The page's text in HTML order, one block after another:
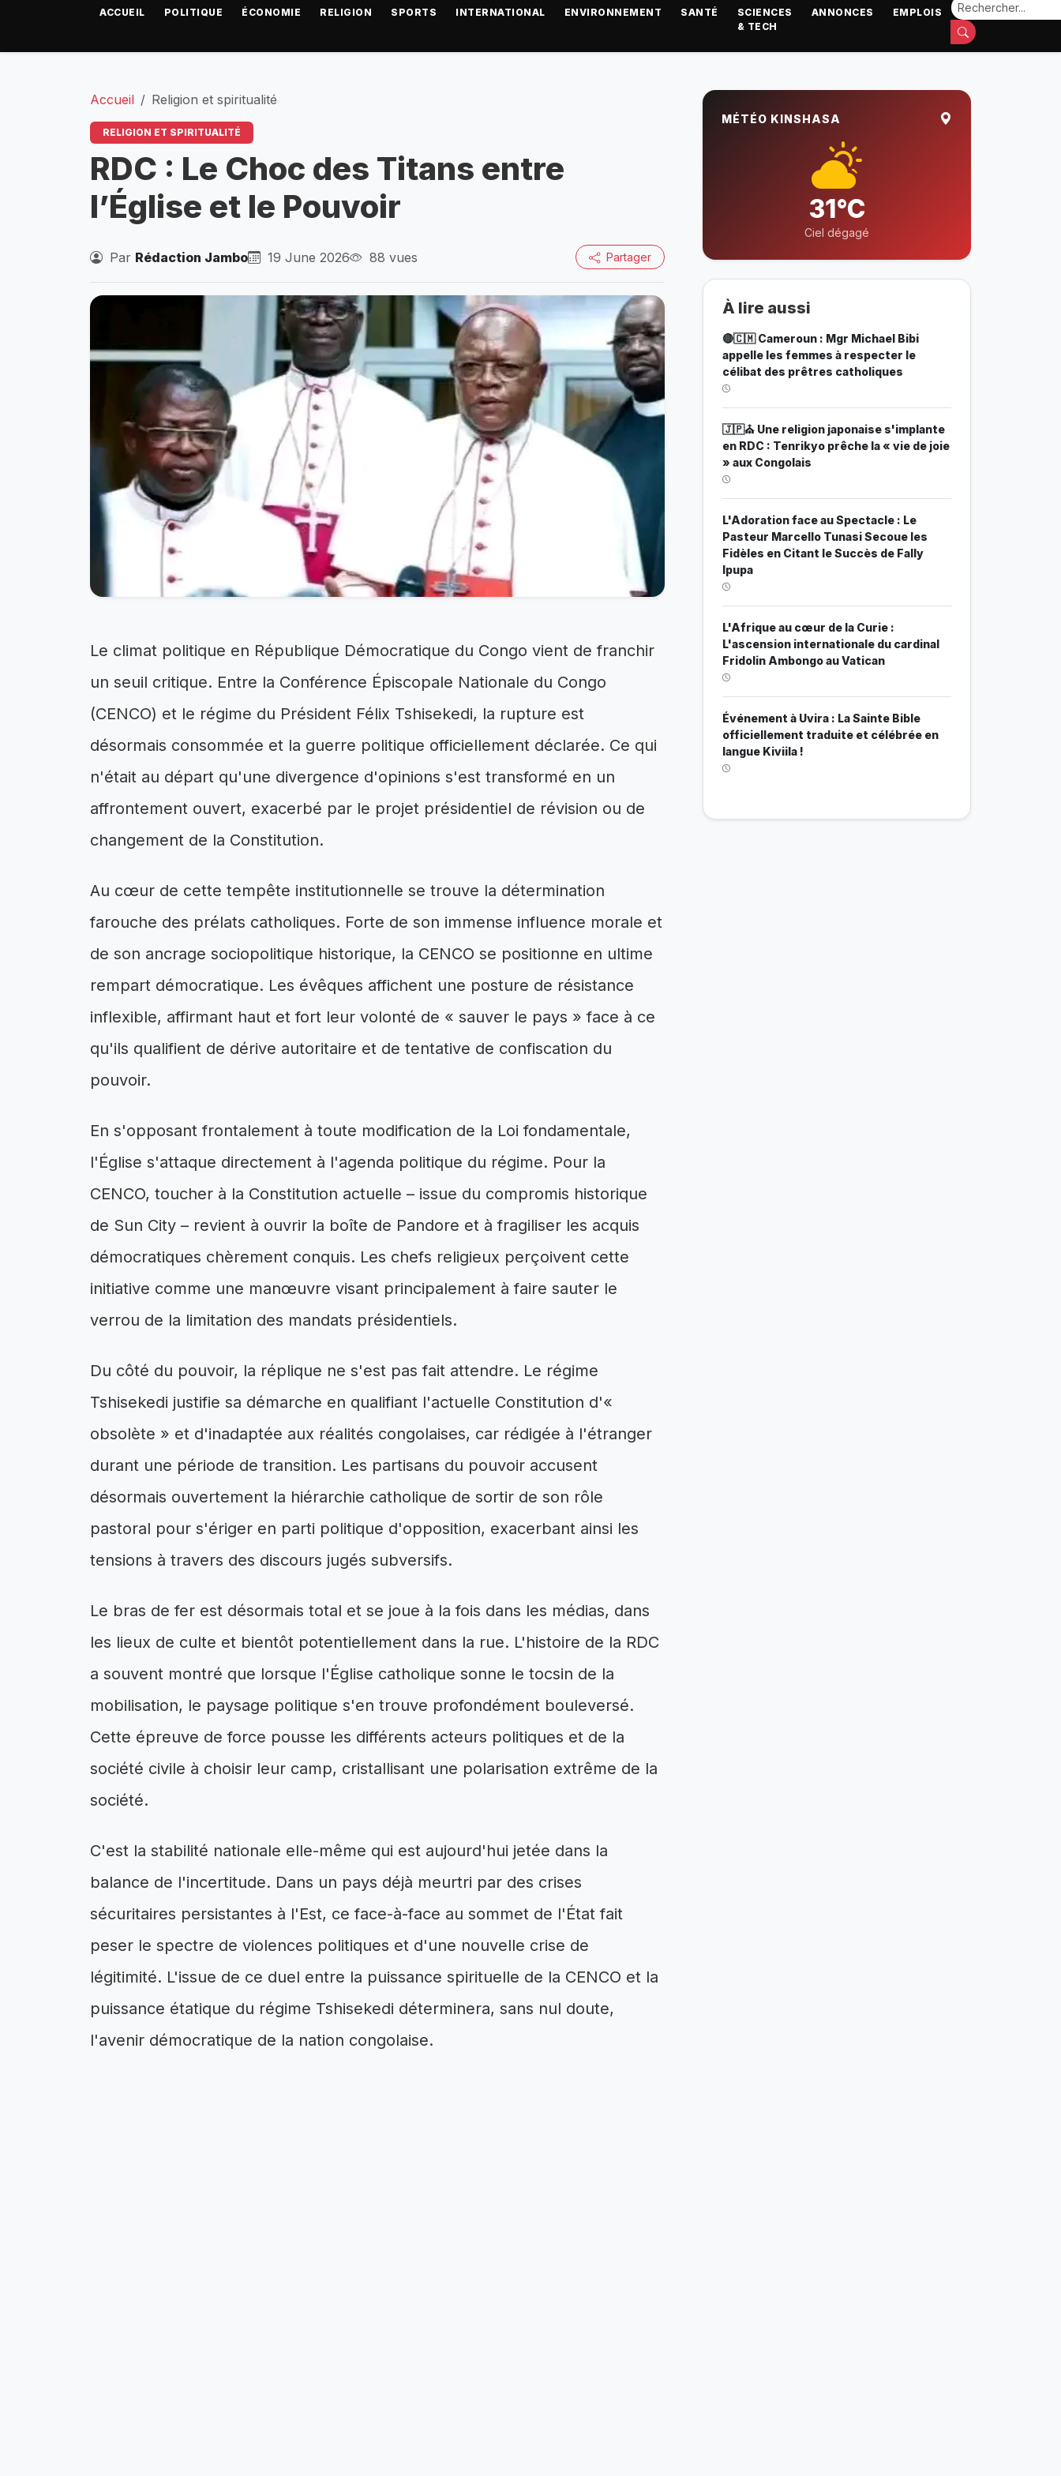
ACCUEIL POLITIQUE ÉCONOMIE RELIGION SPORTS INTERNATIONAL ENVIRONNEMENT SANTÉ
SCIENCES
& TECH
ANNONCES EMPLOIS
Accueil Religion et spiritualité
RELIGION ET SPIRITUALITÉ
RDC : Le Choc des Titans entre
l’Église et le Pouvoir
Par Rédaction Jambo 19 June 2026 88 vues Partager
Le climat politique en République Démocratique du Congo vient de franchir
un seuil critique. Entre la Conférence Épiscopale Nationale du Congo
(CENCO) et le régime du Président Félix Tshisekedi, la rupture est
désormais consommée et la guerre politique officiellement déclarée. Ce qui
n'était au départ qu'une divergence d'opinions s'est transformé en un
affrontement ouvert, exacerbé par le projet présidentiel de révision ou de
changement de la Constitution.
Au cœur de cette tempête institutionnelle se trouve la détermination
farouche des prélats catholiques. Forte de son immense influence morale et
de son ancrage sociopolitique historique, la CENCO se positionne en ultime
rempart démocratique. Les évêques affichent une posture de résistance
inflexible, affirmant haut et fort leur volonté de « sauver le pays » face à ce
qu'ils qualifient de dérive autoritaire et de tentative de confiscation du
pouvoir.
En s'opposant frontalement à toute modification de la Loi fondamentale,
l'Église s'attaque directement à l'agenda politique du régime. Pour la
CENCO, toucher à la Constitution actuelle – issue du compromis historique
de Sun City – revient à ouvrir la boîte de Pandore et à fragiliser les acquis
démocratiques chèrement conquis. Les chefs religieux perçoivent cette
initiative comme une manœuvre visant principalement à faire sauter le
verrou de la limitation des mandats présidentiels.
Du côté du pouvoir, la réplique ne s'est pas fait attendre. Le régime
Tshisekedi justifie sa démarche en qualifiant l'actuelle Constitution d'«
obsolète » et d'inadaptée aux réalités congolaises, car rédigée à l'étranger
durant une période de transition. Les partisans du pouvoir accusent
désormais ouvertement la hiérarchie catholique de sortir de son rôle
pastoral pour s'ériger en parti politique d'opposition, exacerbant ainsi les
tensions à travers des discours jugés subversifs.
Le bras de fer est désormais total et se joue à la fois dans les médias, dans
les lieux de culte et bientôt potentiellement dans la rue. L'histoire de la RDC
a souvent montré que lorsque l'Église catholique sonne le tocsin de la
mobilisation, le paysage politique s'en trouve profondément bouleversé.
Cette épreuve de force pousse les différents acteurs politiques et de la
société civile à choisir leur camp, cristallisant une polarisation extrême de la
société.
C'est la stabilité nationale elle-même qui est aujourd'hui jetée dans la
balance de l'incertitude. Dans un pays déjà meurtri par des crises
sécuritaires persistantes à l'Est, ce face-à-face au sommet de l'État fait
peser le spectre de violences politiques et d'une nouvelle crise de
légitimité. L'issue de ce duel entre la puissance spirituelle de la CENCO et la
puissance étatique du régime Tshisekedi déterminera, sans nul doute,
l'avenir démocratique de la nation congolaise.
MÉTÉO KINSHASA
31°C
Ciel dégagé
À lire aussi
🔴🇨🇲 Cameroun : Mgr Michael Bibi
appelle les femmes à respecter le
célibat des prêtres catholiques
🇯🇵⛪ Une religion japonaise s'implante
en RDC : Tenrikyo prêche la « vie de joie
» aux Congolais
L'Adoration face au Spectacle : Le
Pasteur Marcello Tunasi Secoue les
Fidèles en Citant le Succès de Fally
Ipupa
L'Afrique au cœur de la Curie :
L'ascension internationale du cardinal
Fridolin Ambongo au Vatican
Événement à Uvira : La Sainte Bible
officiellement traduite et célébrée en
langue Kiviila !